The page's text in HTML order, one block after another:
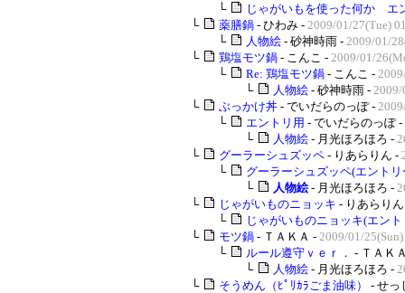
└
じゃがいもを使った何か エ
└
薬膳鍋 - ひわみ - 2009/01/27(Tue)
└
人物絵 - 砂神時雨 - 2009/01/
└
鶏塩モツ鍋 - こんこ - 2009/01/
└
Re: 鶏塩モツ鍋 - こんこ -
└
人物絵 - 砂神時雨 -
└
ぶっかけ丼 - でいだらのっぽ -
└
エントリ用 - でいだらのっぽ -
└
人物絵 - 月光ほろほろ -
└
グーラーシュズッペ - りあらりん -
└
グーラーシュズッペ(エントリ
└
人物絵 - 月光ほろほろ -
└
じゃがいものニョッキ - りあらり
└
じゃがいものニョッキ(エン
└
モツ鍋 - ＴＡＫＡ - 2009/01/
└
ルール遵守ｖｅｒ． - ＴＡＫ
└
人物絵 - 月光ほろほろ -
└
そうめん（ﾋﾟﾘｶﾗごま油味）
- せっ